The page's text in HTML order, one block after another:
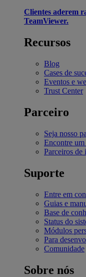
Clientes aderem
TeamViewer.
Recursos
Blog
Cases de
Eventos e
Trust Center
Parceiro
Seja nosso
Encontre
Parceiros de
Suporte
Entre em
Guias e
Base de
Status do
Módulos
Para
Comunidade
Sobre nós